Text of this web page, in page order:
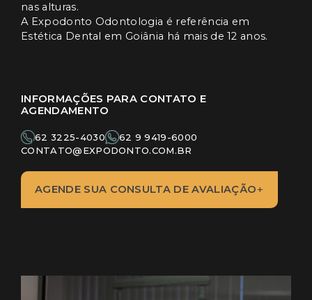
nas alturas.
A Expodonto Odontologia é referência em
Estética Dental em Goiânia há mais de 12 anos.
INFORMAÇÕES PARA CONTATO E
AGENDAMENTO
62 3225-4030
62 9 9419-6000
CONTATO@EXPODONTO.COM.BR
AGENDE SUA CONSULTA DE AVALIAÇÃO+